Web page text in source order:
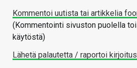
Kommentoi uutista tai artikkelia
(Kommentointi sivuston puolella
käytöstä)
Lähetä palautetta / raportoi